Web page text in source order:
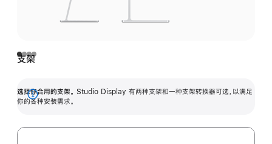
支架
选择你合用的支架。 Studio Display 有两种支架和一种支架转换器可选，以满足
你的各种安装需求。
展